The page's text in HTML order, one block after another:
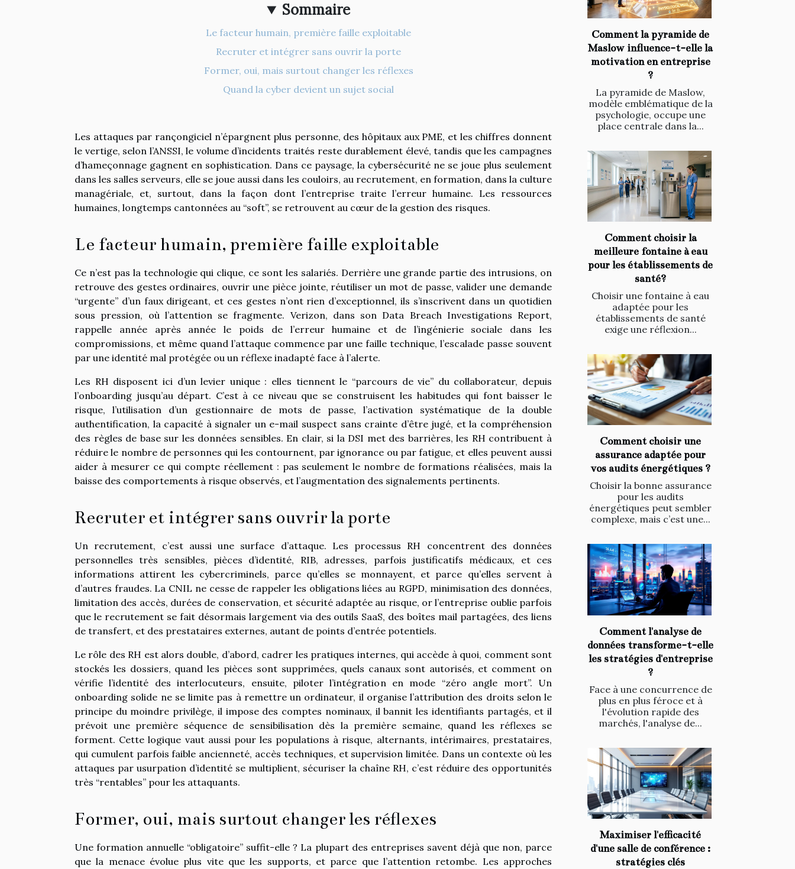
Sommaire
Le facteur humain, première faille exploitable
Recruter et intégrer sans ouvrir la porte
Former, oui, mais surtout changer les réflexes
Quand la cyber devient un sujet social
Les attaques par rançongiciel n’épargnent plus personne, des hôpitaux aux PME, et les chiffres donnent
le vertige, selon l’ANSSI, le volume d’incidents traités reste durablement élevé, tandis que les campagnes
d’hameçonnage gagnent en sophistication. Dans ce paysage, la cybersécurité ne se joue plus seulement
dans les salles serveurs, elle se joue aussi dans les couloirs, au recrutement, en formation, dans la culture
managériale, et, surtout, dans la façon dont l’entreprise traite l’erreur humaine. Les ressources
humaines, longtemps cantonnées au “soft”, se retrouvent au cœur de la gestion des risques.
Le facteur humain, première faille exploitable
Ce n’est pas la technologie qui clique, ce sont les salariés. Derrière une grande partie des intrusions, on
retrouve des gestes ordinaires, ouvrir une pièce jointe, réutiliser un mot de passe, valider une demande
“urgente” d’un faux dirigeant, et ces gestes n’ont rien d’exceptionnel, ils s’inscrivent dans un quotidien
sous pression, où l’attention se fragmente. Verizon, dans son Data Breach Investigations Report,
rappelle année après année le poids de l’erreur humaine et de l’ingénierie sociale dans les
compromissions, et même quand l’attaque commence par une faille technique, l’escalade passe souvent
par une identité mal protégée ou un réflexe inadapté face à l’alerte.
Les RH disposent ici d’un levier unique : elles tiennent le “parcours de vie” du collaborateur, depuis
l’onboarding jusqu’au départ. C’est à ce niveau que se construisent les habitudes qui font baisser le
risque, l’utilisation d’un gestionnaire de mots de passe, l’activation systématique de la double
authentification, la capacité à signaler un e-mail suspect sans crainte d’être jugé, et la compréhension
des règles de base sur les données sensibles. En clair, si la DSI met des barrières, les RH contribuent à
réduire le nombre de personnes qui les contournent, par ignorance ou par fatigue, et elles peuvent aussi
aider à mesurer ce qui compte réellement : pas seulement le nombre de formations réalisées, mais la
baisse des comportements à risque observés, et l’augmentation des signalements pertinents.
Recruter et intégrer sans ouvrir la porte
Un recrutement, c’est aussi une surface d’attaque. Les processus RH concentrent des données
personnelles très sensibles, pièces d’identité, RIB, adresses, parfois justificatifs médicaux, et ces
informations attirent les cybercriminels, parce qu’elles se monnayent, et parce qu’elles servent à
d’autres fraudes. La CNIL ne cesse de rappeler les obligations liées au RGPD, minimisation des données,
limitation des accès, durées de conservation, et sécurité adaptée au risque, or l’entreprise oublie parfois
que le recrutement se fait désormais largement via des outils SaaS, des boîtes mail partagées, des liens
de transfert, et des prestataires externes, autant de points d’entrée potentiels.
Le rôle des RH est alors double, d’abord, cadrer les pratiques internes, qui accède à quoi, comment sont
stockés les dossiers, quand les pièces sont supprimées, quels canaux sont autorisés, et comment on
vérifie l’identité des interlocuteurs, ensuite, piloter l’intégration en mode “zéro angle mort”. Un
onboarding solide ne se limite pas à remettre un ordinateur, il organise l’attribution des droits selon le
principe du moindre privilège, il impose des comptes nominaux, il bannit les identifiants partagés, et il
prévoit une première séquence de sensibilisation dès la première semaine, quand les réflexes se
forment. Cette logique vaut aussi pour les populations à risque, alternants, intérimaires, prestataires,
qui cumulent parfois faible ancienneté, accès techniques, et supervision limitée. Dans un contexte où les
attaques par usurpation d’identité se multiplient, sécuriser la chaîne RH, c’est réduire des opportunités
très “rentables” pour les attaquants.
Former, oui, mais surtout changer les réflexes
Une formation annuelle “obligatoire” suffit-elle ? La plupart des entreprises savent déjà que non, parce
que la menace évolue plus vite que les supports, et parce que l’attention retombe. Les approches
Comment la pyramide de
Maslow influence-t-elle la
motivation en entreprise
?
La pyramide de Maslow,
modèle emblématique de la
psychologie, occupe une
place centrale dans la...
Comment choisir la
meilleure fontaine à eau
pour les établissements de
santé?
Choisir une fontaine à eau
adaptée pour les
établissements de santé
exige une réflexion...
Comment choisir une
assurance adaptée pour
vos audits énergétiques ?
Choisir la bonne assurance
pour les audits
énergétiques peut sembler
complexe, mais c’est une...
Comment l'analyse de
données transforme-t-elle
les stratégies d'entreprise
?
Face à une concurrence de
plus en plus féroce et à
l'évolution rapide des
marchés, l'analyse de...
Maximiser l'efficacité
d'une salle de conférence :
stratégies clés